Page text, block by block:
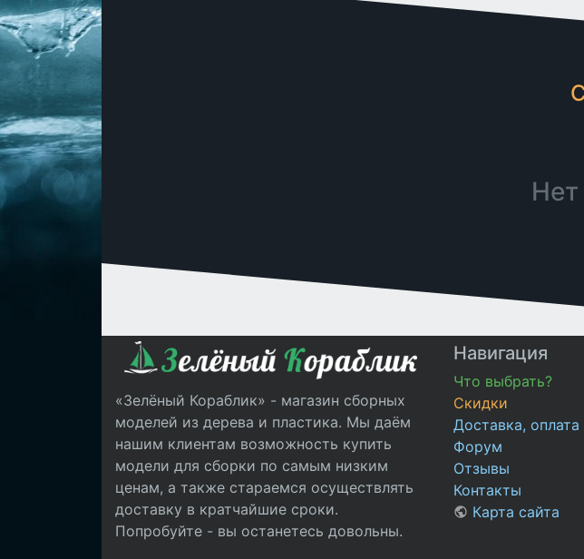
Нет
«Зелёный Кораблик» - магазин сборных
моделей из дерева и пластика. Мы даём
нашим клиентам возможность купить
модели для сборки по самым низким
ценам, а также стараемся осуществлять
доставку в кратчайшие сроки.
Попробуйте - вы останетесь довольны.
Навигация
Что выбрать?
Скидки
Доставка, оплата
Форум
Отзывы
Контакты
Карта сайта